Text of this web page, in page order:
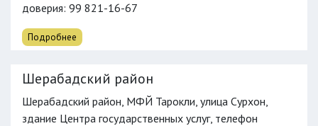
доверия: 99 821-16-67
Подробнее
Шерабадский район
Шерабадский район, МФЙ Тарокли, улица Сурхон,
здание Центра государственных услуг, телефон